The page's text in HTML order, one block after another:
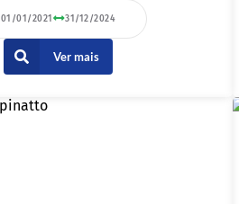
01/01/2021 31/12/2024
Ver mais